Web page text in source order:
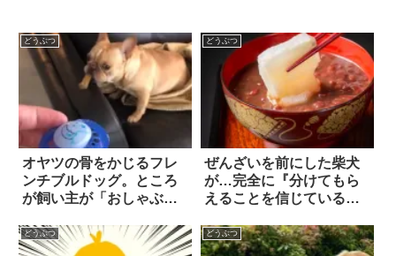
どうぶつ
オヤツの骨をかじるフレ
ンチブルドッグ。ところ
が飼い主が「おしゃぶ
情が変わって…？！
どうぶつ
ぜんざいを前にした柴犬
が…完全に『分けてもら
えることを信じている眼
めている！？
どうぶつ どうぶつ